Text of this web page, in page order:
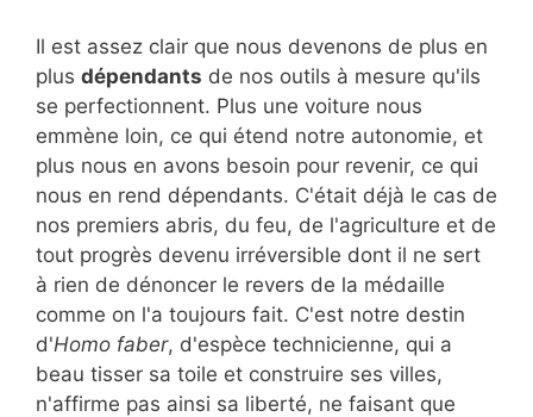
Il est assez clair que nous devenons de plus en
plus dépendants de nos outils à mesure qu'ils
se perfectionnent. Plus une voiture nous
emmène loin, ce qui étend notre autonomie, et
plus nous en avons besoin pour revenir, ce qui
nous en rend dépendants. C'était déjà le cas de
nos premiers abris, du feu, de l'agriculture et de
tout progrès devenu irréversible dont il ne sert
à rien de dénoncer le revers de la médaille
comme on l'a toujours fait. C'est notre destin
d'Homo faber, d'espèce technicienne, qui a
beau tisser sa toile et construire ses villes,
n'affirme pas ainsi sa liberté, ne faisant que